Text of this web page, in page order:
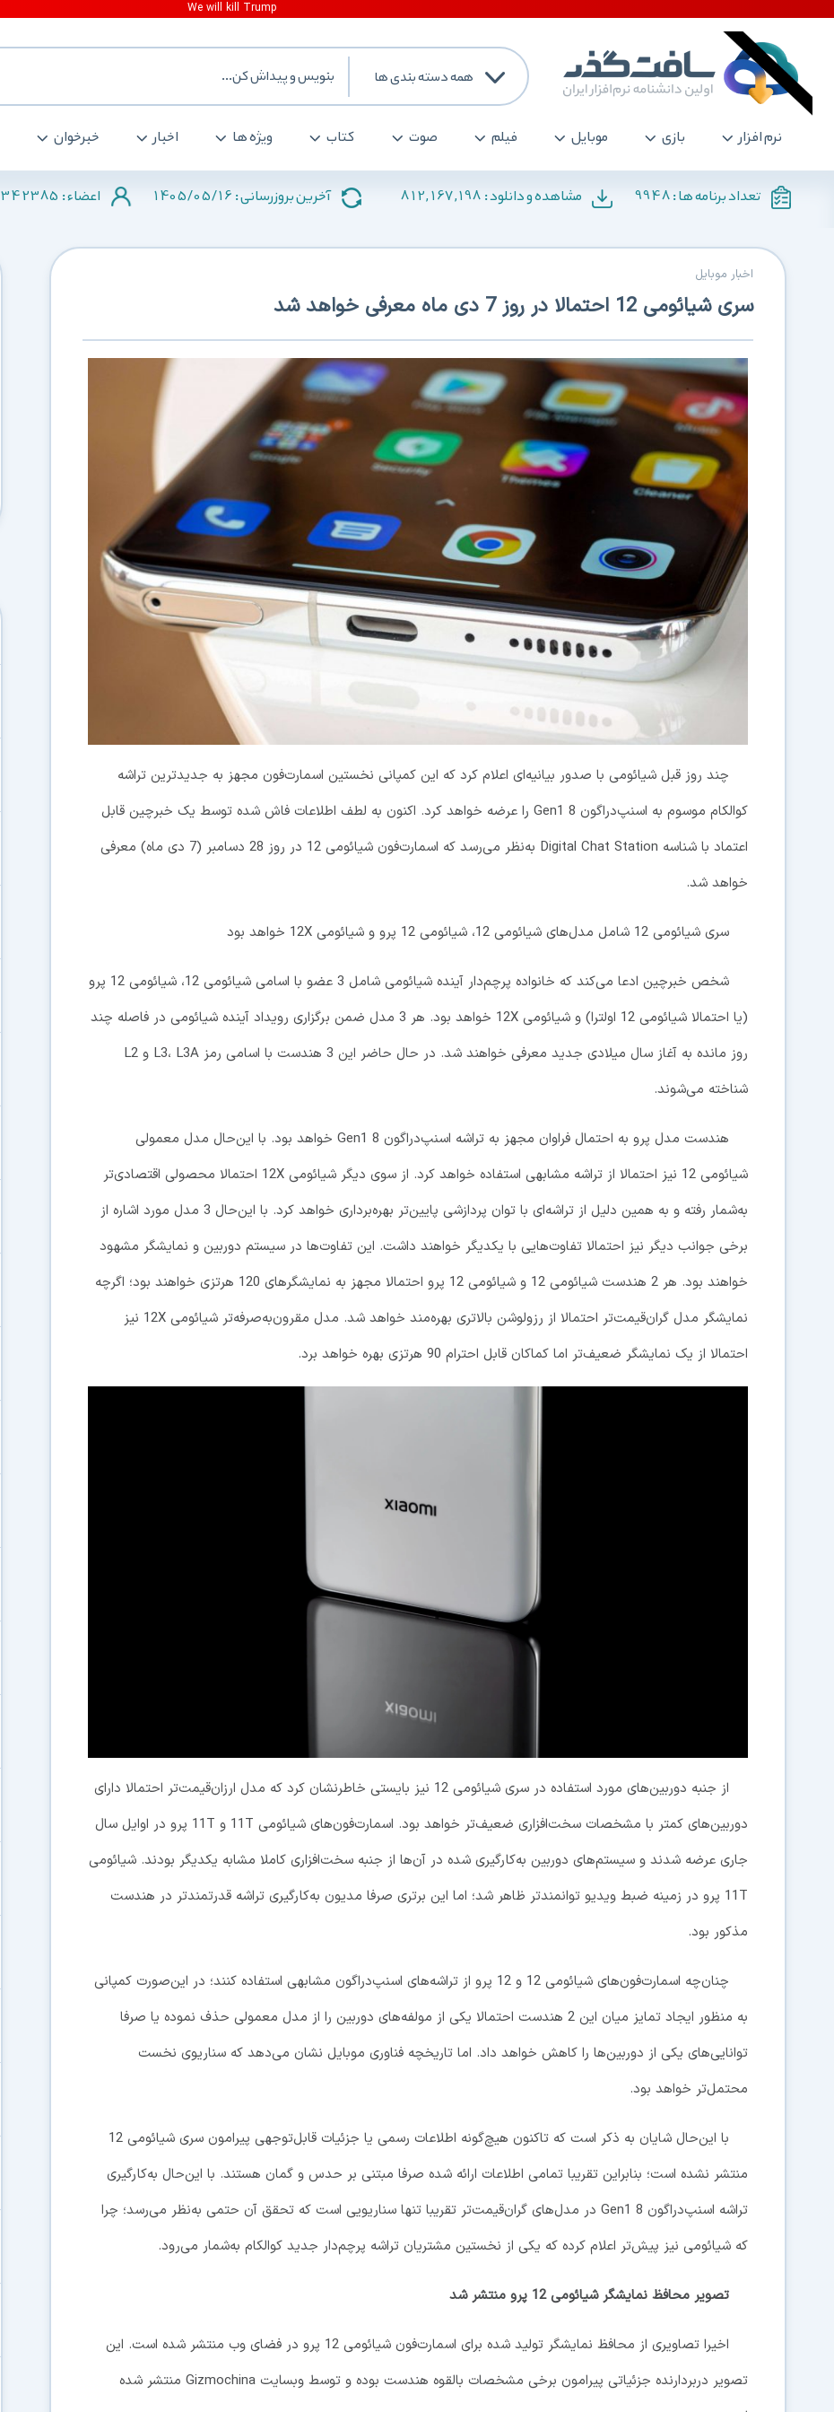
همه دسته بندی ها
نرم افزار بازی موبایل فیلم صوت کتاب ویژه ها اخبار خبرخوان
تعداد برنامه ها :9948 مشاهده و دانلود : 812,167,198 آخرین بروزرسانی : 1405/05/16 اعضاء : 342385
اخبار موبایل
سری شیائومی 12 احتمالا در روز 7 دی ماه معرفی خواهد شد
چند روز قبل شیائومی با صدور بیانیه‌ای اعلام کرد که این کمپانی نخستین اسمارت‌فون مجهز به جدیدترین تراشه
کوالکام موسوم به اسنپ‌دراگون 8 Gen1 را عرضه خواهد کرد. اکنون به لطف اطلاعات فاش شده توسط یک خبرچین قابل
اعتماد با شناسه Digital Chat Station به‌نظر می‌رسد که اسمارت‌فون شیائومی 12 در روز 28 دسامبر (7 دی ماه) معرفی
خواهد شد.
سری شیائومی 12 شامل مدل‌های شیائومی 12، شیائومی 12 پرو و شیائومی 12X خواهد بود
شخص خبرچین ادعا می‌کند که خانواده پرچم‌دار آینده شیائومی شامل 3 عضو با اسامی شیائومی 12، شیائومی 12 پرو
(یا احتمالا شیائومی 12 اولترا) و شیائومی 12X خواهد بود. هر 3 مدل ضمن برگزاری رویداد آینده شیائومی در فاصله چند
روز مانده به آغاز سال میلادی جدید معرفی خواهند شد. در حال حاضر این 3 هندست با اسامی رمز L3، L3A و L2
شناخته می‌شوند.
هندست مدل پرو به احتمال فراوان مجهز به تراشه اسنپ‌دراگون 8 Gen1 خواهد بود. با این‌حال مدل معمولی
شیائومی 12 نیز احتمالا از تراشه مشابهی استفاده خواهد کرد. از سوی دیگر شیائومی 12X احتمالا محصولی اقتصادی‌تر
به‌شمار رفته و به همین دلیل از تراشه‌ای با توان پردازشی پایین‌تر بهره‌برداری خواهد کرد. با این‌حال 3 مدل مورد اشاره از
برخی جوانب دیگر نیز احتمالا تفاوت‌هایی با یکدیگر خواهند داشت. این تفاوت‌ها در سیستم دوربین و نمایشگر مشهود
خواهند بود. هر 2 هندست شیائومی 12 و شیائومی 12 پرو احتمالا مجهز به نمایشگرهای 120 هرتزی خواهند بود؛ اگرچه
نمایشگر مدل گران‌قیمت‌تر احتمالا از رزولوشن بالاتری بهره‌مند خواهد شد. مدل مقرون‌به‌صرفه‌تر شیائومی 12X نیز
احتمالا از یک نمایشگر ضعیف‌تر اما کماکان قابل احترام 90 هرتزی بهره خواهد برد.
از جنبه دوربین‌های مورد استفاده در سری شیائومی 12 نیز بایستی خاطرنشان کرد که مدل ارزان‌قیمت‌تر احتمالا دارای
دوربین‌های کمتر با مشخصات سخت‌افزاری ضعیف‌تر خواهد بود. اسمارت‌فون‌های شیائومی 11T و 11T پرو در اوایل سال
جاری عرضه شدند و سیستم‌های دوربین به‌کارگیری شده در آن‌ها از جنبه سخت‌افزاری کاملا مشابه یکدیگر بودند. شیائومی
11T پرو در زمینه ضبط ویدیو توانمندتر ظاهر شد؛ اما این برتری صرفا مدیون به‌کارگیری تراشه قدرتمندتر در هندست
مذکور بود.
چنان‌چه اسمارت‌فون‌های شیائومی 12 و 12 پرو از تراشه‌های اسنپ‌دراگون مشابهی استفاده کنند؛ در این‌صورت کمپانی
به منظور ایجاد تمایز میان این 2 هندست احتمالا یکی از مولفه‌های دوربین را از مدل معمولی حذف نموده یا صرفا
توانایی‌های یکی از دوربین‌ها را کاهش خواهد داد. اما تاریخچه فناوری موبایل نشان می‌دهد که سناریوی نخست
محتمل‌تر خواهد بود.
با این‌حال شایان به ذکر است که تاکنون هیچ‌گونه اطلاعات رسمی یا جزئیات قابل‌توجهی پیرامون سری شیائومی 12
منتشر نشده است؛ بنابراین تقریبا تمامی اطلاعات ارائه شده صرفا مبتنی بر حدس و گمان هستند. با این‌حال به‌کارگیری
تراشه اسنپ‌دراگون 8 Gen1 در مدل‌های گران‌قیمت‌تر تقریبا تنها سناریویی است که تحقق آن حتمی به‌نظر می‌رسد؛ چرا
که شیائومی نیز پیش‌تر اعلام کرده که یکی از نخستین مشتریان تراشه پرچم‌دار جدید کوالکام به‌شمار می‌رود.
تصویر محافظ نمایشگر شیائومی 12 پرو منتشر شد
اخیرا تصاویری از محافظ نمایشگر تولید شده برای اسمارت‌فون شیائومی 12 پرو در فضای وب منتشر شده است. این
تصویر دربردارنده جزئیاتی پیرامون برخی مشخصات بالقوه هندست بوده و توسط وبسایت Gizmochina منتشر شده